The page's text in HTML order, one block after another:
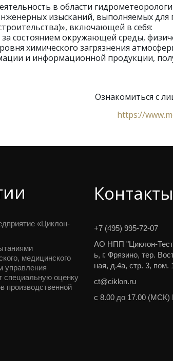
в области
изысканий, выполняемых
включающей в себя:
состоянием окружающей среды,
химического загрязнения
и информационной продукции,
Ознакомиться с
https://
«Циклон-
медицинского
управления
специальную оценку
производственной
Контакты
+7 (495) 995-72-07
АО НПП "Циклон-
ь, г. Фрязино, тер.
ная, д.4а, стр. 3, пом.
ct@ciklon.ru
с 8.00 до 17.00 (МСК)